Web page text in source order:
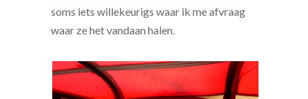
soms iets willekeurigs waar ik me afvraag
waar ze het vandaan halen.